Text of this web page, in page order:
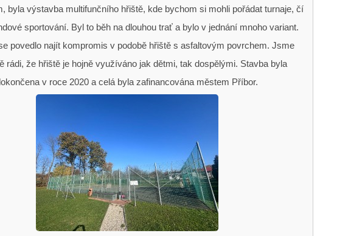
byla výstavba multifunčního hřiště, kde bychom si mohli pořádat turnaje, čí
sportování. Byl to běh na dlouhou trať a bylo v jednání mnoho variant.
povedlo najít kompromis v podobě hřiště s asfaltovým povrchem. Jsme
rádi, že hřiště je hojně využíváno jak dětmi, tak dospělými. Stavba byla
v roce 2020 a celá byla zafinancována městem Příbor.